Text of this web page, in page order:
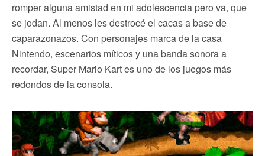
romper alguna amistad en mi adolescencia pero va, que
se jodan. Al menos les destrocé el cacas a base de
caparazonazos. Con personajes marca de la casa
Nintendo, escenarios míticos y una banda sonora a
recordar, Super Mario Kart es uno de los juegos más
redondos de la consola.